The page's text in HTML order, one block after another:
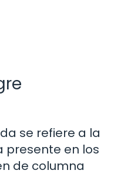
se refiere a la
presente en los
de columna